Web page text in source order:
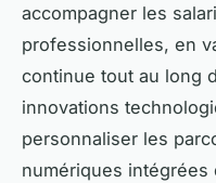
accompagner les
professionnelles, en
continue tout au long
innovations
personnaliser les
numériques